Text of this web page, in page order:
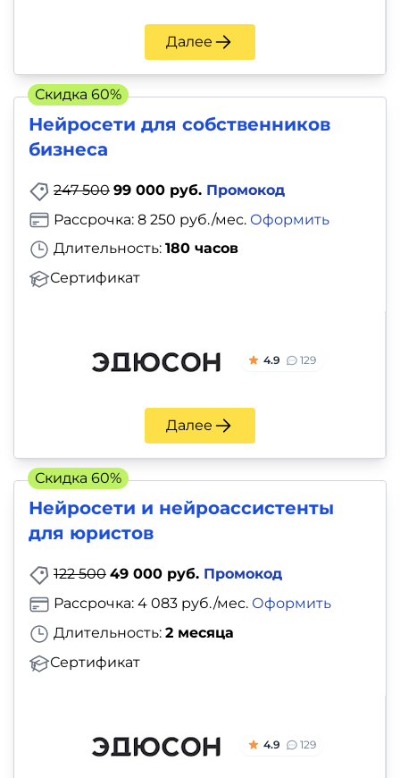
Далее
Нейросети для собственников
бизнеса
247 500 99 000 руб. Промокод
Длительность: 180 часов
Сертификат
Рассрочка: 8 250 руб./мес. Оформить
4.9 129
Далее
Скидка 60%
Нейросети и нейроассистенты
для юристов
122 500 49 000 руб. Промокод
Длительность: 2 месяца
Сертификат
Рассрочка: 4 083 руб./мес. Оформить
4.9 129
Скидка 60%